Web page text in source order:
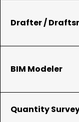
Drafter /
BIM Modeler
Quantity